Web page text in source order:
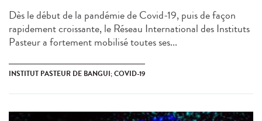
Dès le début de la pandémie de Covid-19, puis de façon
rapidement croissante, le Réseau International des Instituts
Pasteur a fortement mobilisé toutes ses...
INSTITUT PASTEUR DE BANGUI; COVID-19